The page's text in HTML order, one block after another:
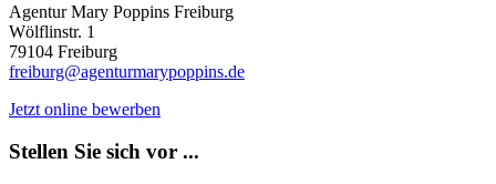
Agentur Mary Poppins Freiburg
Wölflinstr. 1
79104 Freiburg
freiburg@agenturmarypoppins.de
Jetzt online bewerben
Stellen Sie sich vor ...